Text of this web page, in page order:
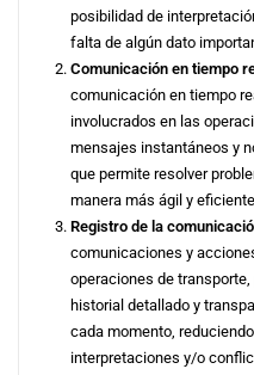
posibilidad de
falta de algún dato
Comunicación en tiempo
comunicación en tiempo
involucrados en las
mensajes instantáneos y
que permite resolver
manera más ágil y
Registro de la
comunicaciones y
operaciones de
historial detallado y
cada momento,
interpretaciones y/o